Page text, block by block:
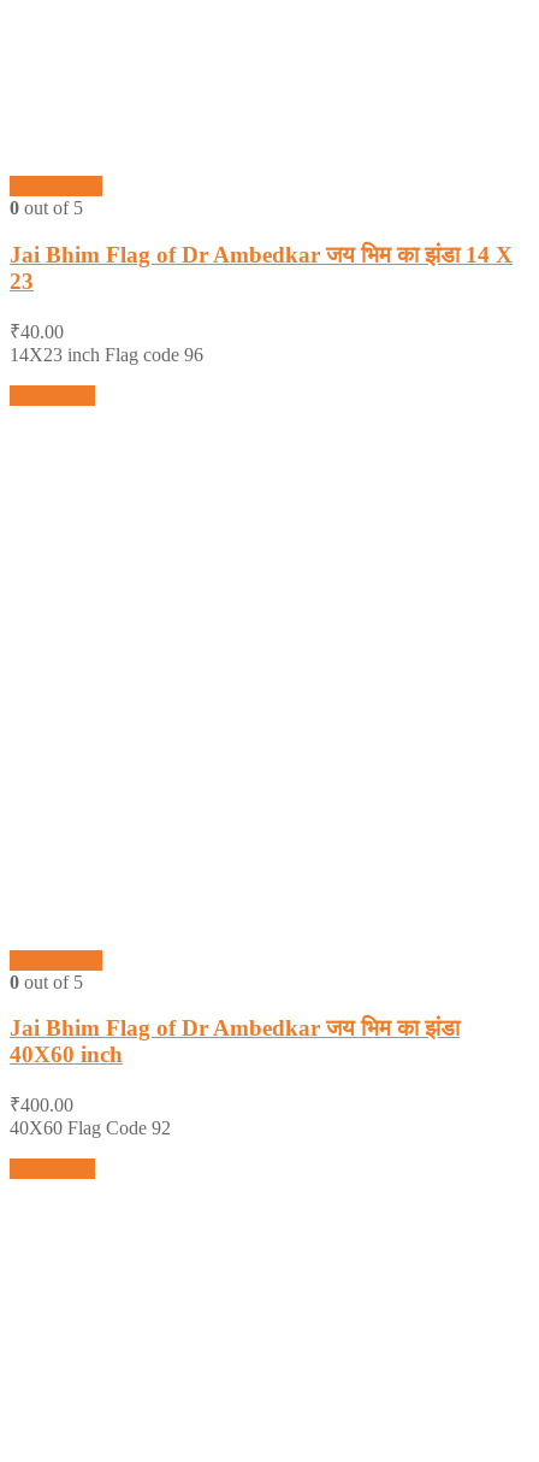
0 out of 5
Jai Bhim Flag of Dr Ambedkar जय भिम का झंडा 14 X
23
₹40.00
14X23 inch Flag code 96
0 out of 5
Jai Bhim Flag of Dr Ambedkar जय भिम का झंडा
40X60 inch
₹400.00
40X60 Flag Code 92